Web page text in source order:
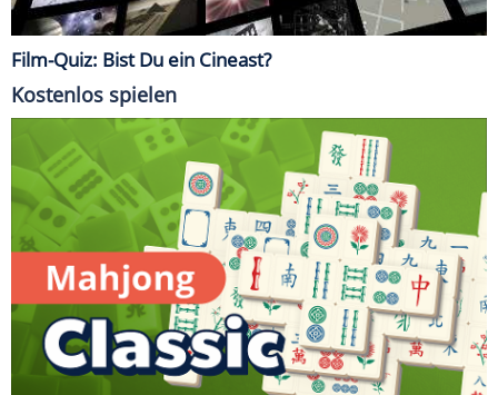
Film-Quiz: Bist Du ein Cineast?
Kostenlos spielen